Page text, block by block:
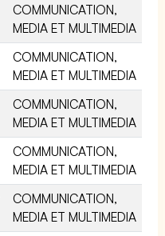
COMMUNICATION,
MEDIA ET MULTIMEDIA
COMMUNICATION,
MEDIA ET MULTIMEDIA
COMMUNICATION,
MEDIA ET MULTIMEDIA
COMMUNICATION,
MEDIA ET MULTIMEDIA
COMMUNICATION,
MEDIA ET MULTIMEDIA